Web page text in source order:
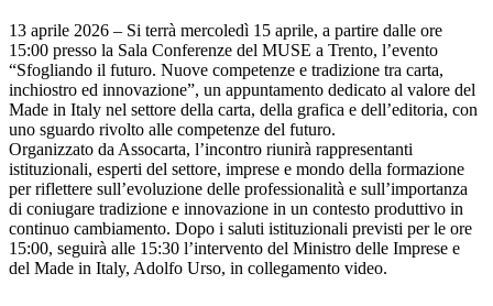
13 aprile 2026 – Si terrà mercoledì 15 aprile, a partire dalle ore
15:00 presso la Sala Conferenze del MUSE a Trento, l’evento
“Sfogliando il futuro. Nuove competenze e tradizione tra carta,
inchiostro ed innovazione”, un appuntamento dedicato al valore del
Made in Italy nel settore della carta, della grafica e dell’editoria, con
uno sguardo rivolto alle competenze del futuro.
Organizzato da Assocarta, l’incontro riunirà rappresentanti
istituzionali, esperti del settore, imprese e mondo della formazione
per riflettere sull’evoluzione delle professionalità e sull’importanza
di coniugare tradizione e innovazione in un contesto produttivo in
continuo cambiamento. Dopo i saluti istituzionali previsti per le ore
15:00, seguirà alle 15:30 l’intervento del Ministro delle Imprese e
del Made in Italy, Adolfo Urso, in collegamento video.